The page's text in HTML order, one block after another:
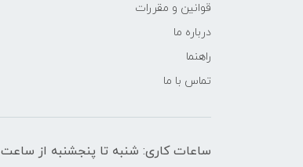
قوانین و مقررات
درباره ما
راهنما
تماس با ما
ساعات کاری: شنبه تا پنجشنبه از ساعت 10:00 تا ساعت 17:00